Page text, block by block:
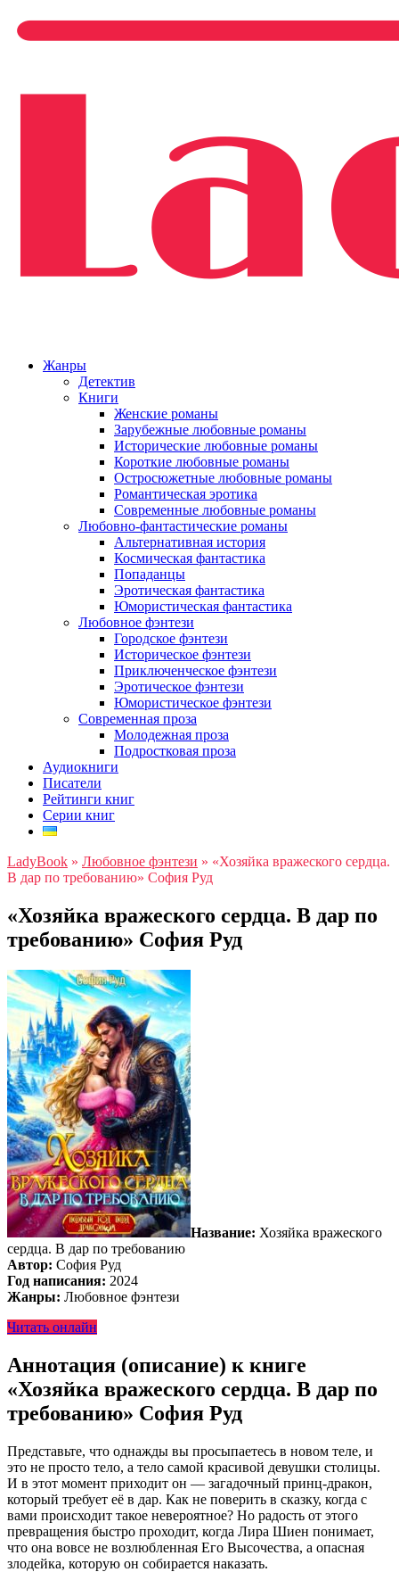
Жанры
Детектив
Книги
Женские романы
Зарубежные любовные романы
Исторические любовные романы
Короткие любовные романы
Остросюжетные любовные романы
Романтическая эротика
Современные любовные романы
Любовно-фантастические романы
Альтернативная история
Космическая фантастика
Попаданцы
Эротическая фантастика
Юмористическая фантастика
Любовное фэнтези
Городское фэнтези
Историческое фэнтези
Приключенческое фэнтези
Эротическое фэнтези
Юмористическое фэнтези
Современная проза
Молодежная проза
Подростковая проза
Аудиокниги
Писатели
Рейтинги книг
Серии книг
LadyBook » Любовное фэнтези » «Хозяйка вражеского сердца.
В дар по требованию» София Руд
«Хозяйка вражеского сердца. В дар по
требованию» София Руд
Название: Хозяйка вражеского
сердца. В дар по требованию
Автор: София Руд
Год написания: 2024
Жанры: Любовное фэнтези
Читать онлайн
Аннотация (описание) к книге
«Хозяйка вражеского сердца. В дар по
требованию» София Руд
Представьте, что однажды вы просыпаетесь в новом теле, и
это не просто тело, а тело самой красивой девушки столицы.
И в этот момент приходит он — загадочный принц-дракон,
который требует её в дар. Как не поверить в сказку, когда с
вами происходит такое невероятное? Но радость от этого
превращения быстро проходит, когда Лира Шиен понимает,
что она вовсе не возлюбленная Его Высочества, а опасная
злодейка, которую он собирается наказать.